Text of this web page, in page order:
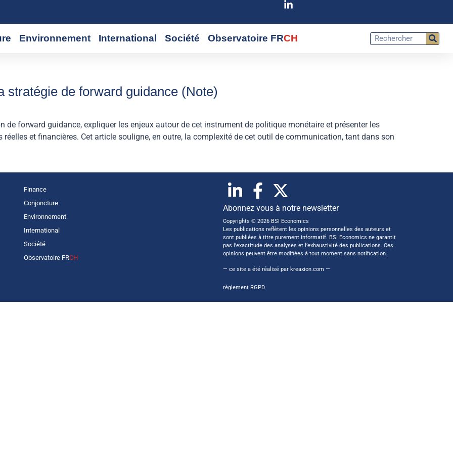
Environnement International Société Observatoire FRCH
stratégie de forward guidance (Note)
de forward guidance, expliquer les enjeux autour de cet instrument de politique monétaire et présenter les
et financières. Cet article souligne, en outre, la complexité de cet outil de communication, tant dans son
Finance
Conjoncture
Environnement
International
Société
Observatoire FRCH
Abonnez vous à notre newsletter
Copyrights © 2026 BSI Economics
Les publications reflètent les opinions personnelles des auteurs et
sont publiées à titre purement informatif. BSI Economics ne garantit
pas l’exactitude des analyses et l’exhaustivité des publications. Ces
opinions peuvent être modifiées à tout moment sans notification.
— ce site a été réalisé par kreaxion.com —
règlement RGPD